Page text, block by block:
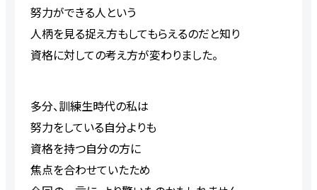
努力ができる人という
人柄を見る捉え方もしてもらえるのだと知り
資格に対しての考え方が変わりました。
多分、訓練生時代の私は
努力をしている自分よりも
資格を持つ自分の方に
焦点を合わせていたため